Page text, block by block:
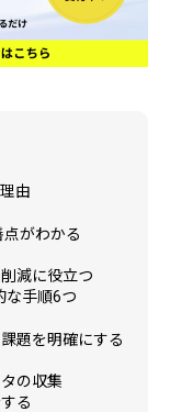
由
点がわかる
減に役立つ
な手順6つ
題を明確にする
の収集
る